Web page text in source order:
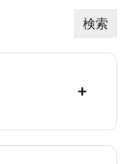
検索